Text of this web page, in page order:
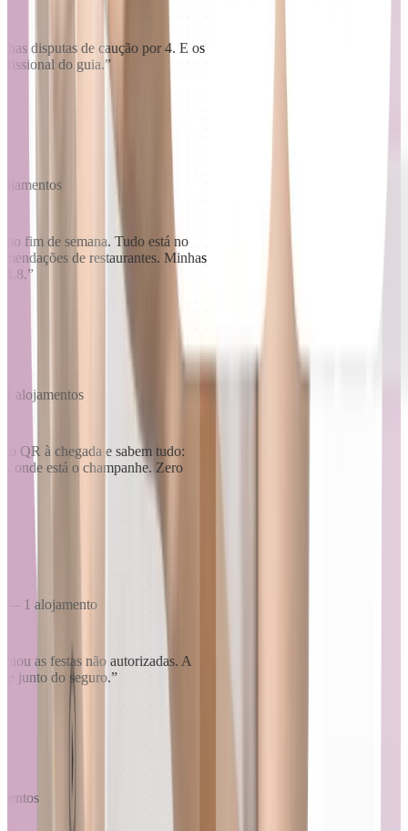
disputas de caução por 4. E os
do guia.”
no fim de semana. Tudo está no
de restaurantes. Minhas
4.8.”
alojamentos
QR à chegada e sabem tudo:
onde está o champanhe. Zero
— 1 alojamento
as festas não autorizadas. A
junto do seguro.”